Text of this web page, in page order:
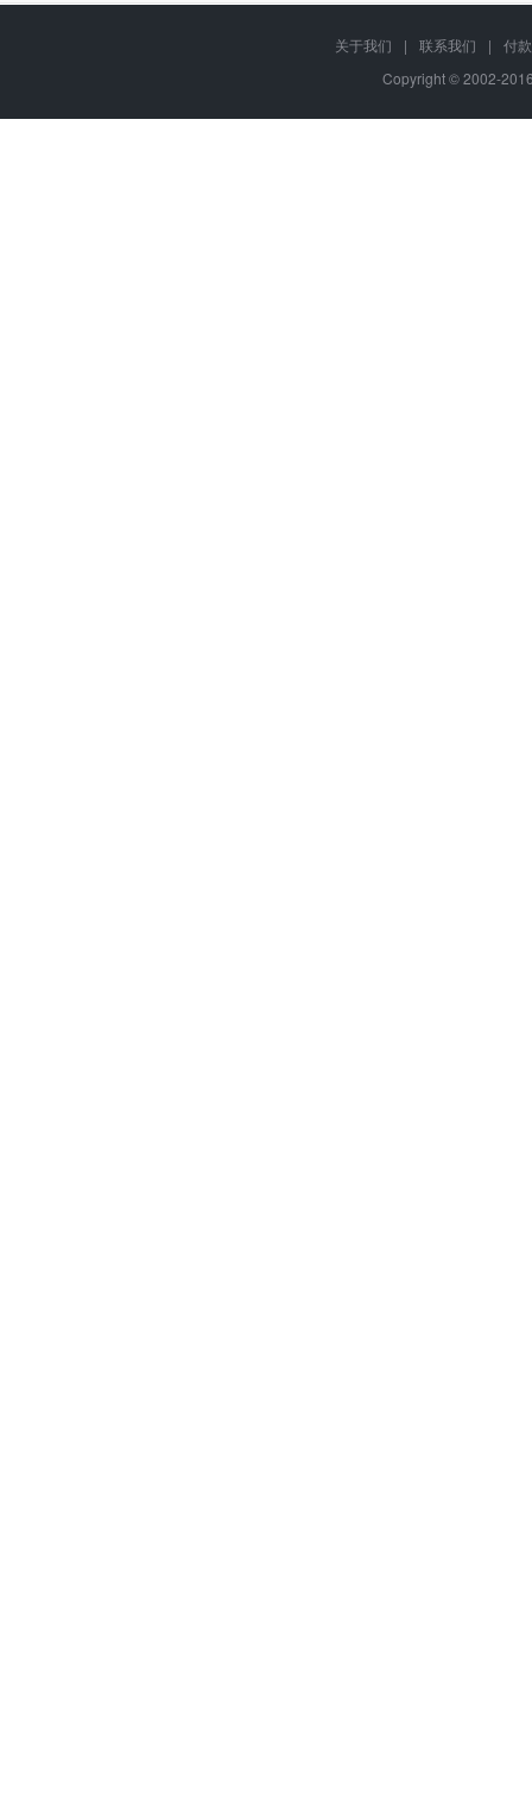
关于我们 | 联系我们 |
付
Copyright © 2002-